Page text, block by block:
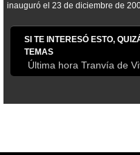
inauguró el 23 de diciembre de
SI TE INTERESÓ ESTO,
TEMAS
Última hora Tranvía de